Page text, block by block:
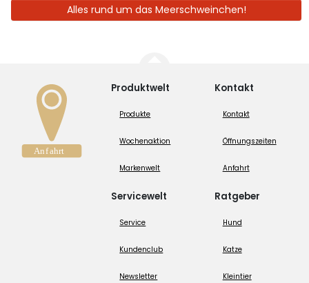
Alles rund um das Meerschweinchen!
Produktwelt
Produkte
Wochenaktion
Markenwelt
Servicewelt
Service
Kundenclub
Newsletter
Kontakt
Kontakt
Öffnungszeiten
Anfahrt
Ratgeber
Hund
Katze
Kleintier